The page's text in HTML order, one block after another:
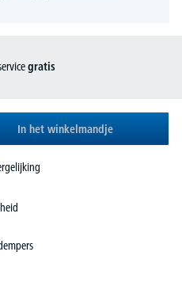
gratis
In het winkelmandje